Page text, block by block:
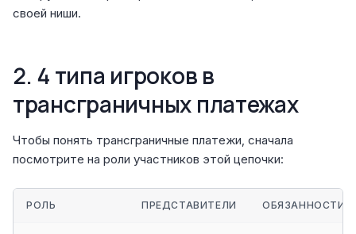
своей ниши.
2. 4 типа игроков в
трансграничных платежах
Чтобы понять трансграничные платежи, сначала
посмотрите на роли участников этой цепочки:
РОЛЬ ПРЕДСТАВИТЕЛИ ОБЯЗАННОСТИ